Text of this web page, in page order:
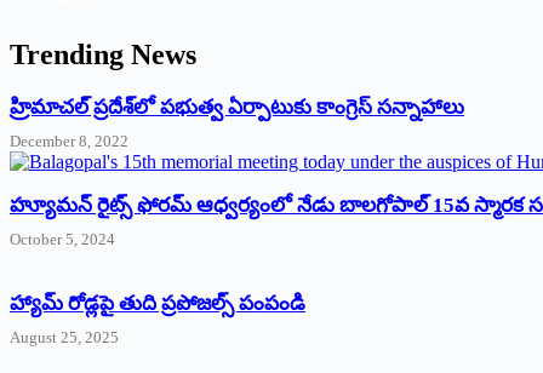
Trending News
‌హ్రిమాచల్‌ ‌ప్రదేశ్‌లో పభుత్వ ఏర్పాటుకు కాంగ్రెస్‌ ‌సన్నాహాలు
December 8, 2022
హ్యూమన్‌ రైట్స్‌ ఫోరమ్‌ ఆధ్వర్యంలో నేడు బాలగోపాల్‌ 15వ స్మారక
October 5, 2024
హ్యామ్‌ రోడ్లపై తుది ప్రపోజల్స్‌ పంపండి
August 25, 2025